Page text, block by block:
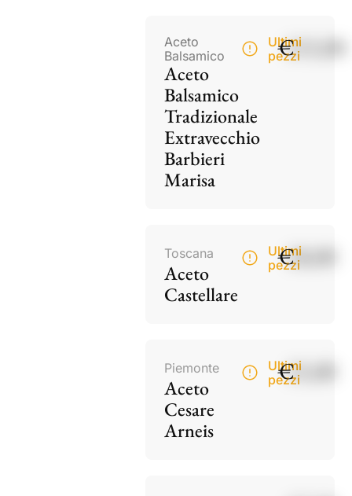
Aceto
Balsamico
Aceto
Balsamico
Tradizionale
Extravecchio
Barbieri
Marisa
Ultimi
pezzi
€115,00
Toscana
Aceto
Castellare
Ultimi
pezzi
€18,00
Piemonte
Aceto
Cesare
Arneis
Ultimi
pezzi
€15,00